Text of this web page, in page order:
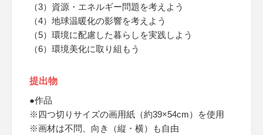
（3）資源・エネルギー問題を考えよう
（4）地球温暖化の影響を考えよう
（5）環境に配慮した暮らしを実践しよう
（6）環境美化に取り組もう
提出物
●作品
※四つ切りサイズの画用紙（約39×54cm）を使用
※画材は不問、向き（縦・横）も自由